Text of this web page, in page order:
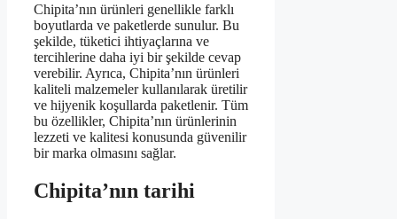
Chipita’nın ürünleri genellikle farklı
boyutlarda ve paketlerde sunulur. Bu
şekilde, tüketici ihtiyaçlarına ve
tercihlerine daha iyi bir şekilde cevap
verebilir. Ayrıca, Chipita’nın ürünleri
kaliteli malzemeler kullanılarak üretilir
ve hijyenik koşullarda paketlenir. Tüm
bu özellikler, Chipita’nın ürünlerinin
lezzeti ve kalitesi konusunda güvenilir
bir marka olmasını sağlar.
Chipita’nın tarihi